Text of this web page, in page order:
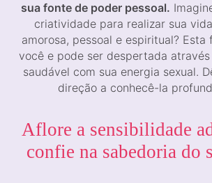
sua fonte de poder pessoal.
criatividade para realizar sua
amorosa, pessoal e espiritual? Esta
você e pode ser despertada
saudável com sua energia sexual.
direção a conhecê-la
Aflore a sensibilidade
confie na sabedoria do